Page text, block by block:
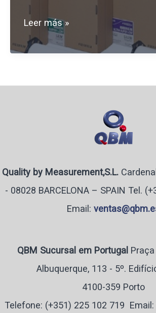
PRESCALE
LW
Leer más »
Quality by Measurement,S.L.
- 08028 BARCELONA – SPAIN Tel.
Email:
QBM Sucursal em Portugal
Albuquerque, 113 - 5º.
4100-359 Porto
Telefone: (+351) 225 102 719 Email: